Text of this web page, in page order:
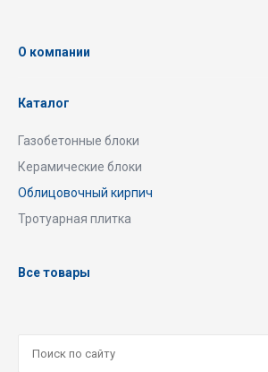
О компании
Каталог
Газобетонные блоки
Керамические блоки
Облицовочный кирпич
Тротуарная плитка
Все товары